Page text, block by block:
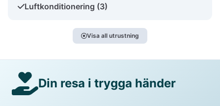
Luftkonditionering (3)
Visa all utrustning
Din resa i trygga händer